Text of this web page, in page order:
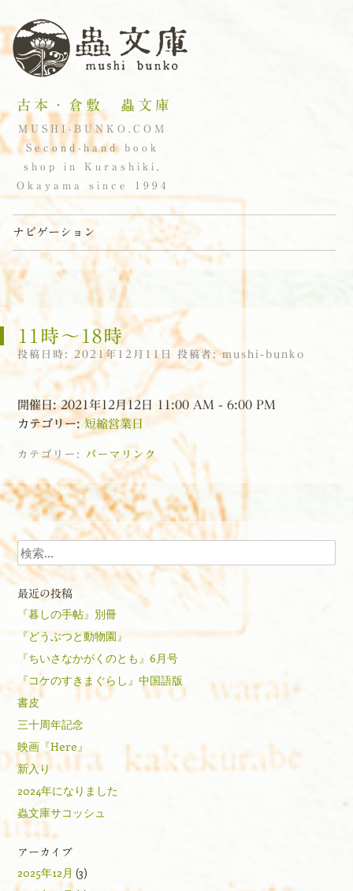
古本・倉敷 蟲文庫
MUSHI-BUNKO.COM
Second-hand book
shop in Kurashiki,
Okayama since 1994
ナビゲーション
コンテンツへスキップ
11時〜18時
投稿日時: 2021年12月11日 投稿者:mushi-bunko
開催日: 2021年12月12日 11:00 AM - 6:00 PM
カテゴリー: 短縮営業日
カテゴリー: パーマリンク
投稿ナビゲーション
検索
最近の投稿
『暮しの手帖』別冊
『どうぶつと動物園』
『ちいさなかがくのとも』6月号
『コケのすきまぐらし』中国語版
書皮
三十周年記念
映画『Here』
新入り
2024年になりました
蟲文庫サコッシュ
アーカイブ
2025年12月 (3)